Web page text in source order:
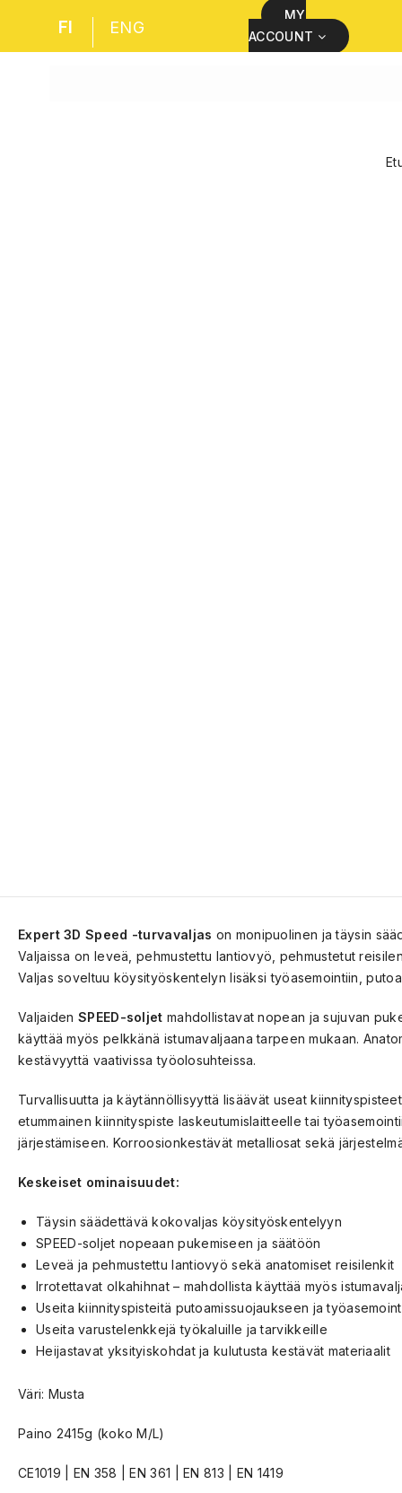
FI ENG
MY
ACCOUNT
Expert 3D Speed -turvavaljas on monipuolinen ja täysin
Valjaissa on leveä, pehmustettu lantiovyö, pehmustetut
Valjas soveltuu köysityöskentelyn lisäksi työasemointiin,
Valjaiden SPEED-soljet mahdollistavat nopean ja sujuvan
käyttää myös pelkkänä istumavaljaana tarpeen mukaan.
kestävyyttä vaativissa työolosuhteissa.
Turvallisuutta ja käytännöllisyyttä lisäävät useat
etummainen kiinnityspiste laskeutumislaitteelle tai
järjestämiseen. Korroosionkestävät metalliosat sekä
Keskeiset ominaisuudet:
Täysin säädettävä kokovaljas köysityöskentelyyn
SPEED-soljet nopeaan pukemiseen ja säätöön
Leveä ja pehmustettu lantiovyö sekä anatomiset reisilenkit
Irrotettavat olkahihnat – mahdollista käyttää myös
Useita kiinnityspisteitä putoamissuojaukseen ja
Useita varustelenkkejä työkaluille ja tarvikkeille
Heijastavat yksityiskohdat ja kulutusta kestävät materiaalit
Väri: Musta
Paino 2415g (koko M/L)
CE1019 | EN 358 | EN 361 | EN 813 | EN 1419